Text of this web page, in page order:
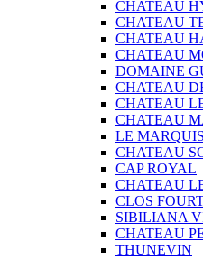
CHATEAU
CHATEAU
CHATEAU
CHATEAU
DOMAINE
CHATEAU
CHATEAU
CHATEAU
LE
CHATEAU
CAP ROYAL
CHATEAU
CLOS
SIBILIANA
CHATEAU
THUNEVIN